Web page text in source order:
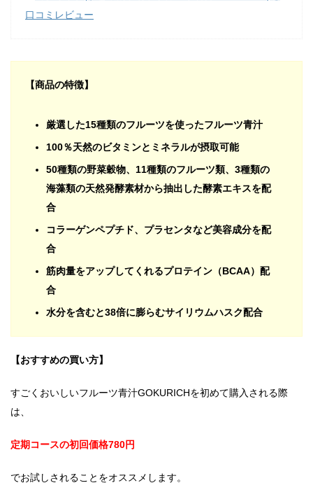
口コミレビュー
【商品の特徴】
厳選した15種類のフルーツを使ったフルーツ青汁
100％天然のビタミンとミネラルが摂取可能
50種類の野菜穀物、11種類のフルーツ類、3種類の
海藻類の天然発酵素材から抽出した酵素エキスを配
合
コラーゲンペプチド、プラセンタなど美容成分を配
合
筋肉量をアップしてくれるプロテイン（BCAA）配
合
水分を含むと38倍に膨らむサイリウムハスク配合
【おすすめの買い方】
すごくおいしいフルーツ青汁GOKURICHを初めて購入される際
は、
定期コースの初回価格780円
でお試しされることをオススメします。